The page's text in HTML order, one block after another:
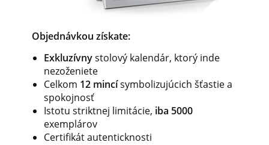
Objednávkou získate:
Exkluzívnystolový kalendár, ktorý inde
nezoženiete
Celkom 12 mincísymbolizujúcich šťastie a
spokojnosť
Istotu striktnej limitácie, iba 5000
exemplárov
Certifikát autenticknosti